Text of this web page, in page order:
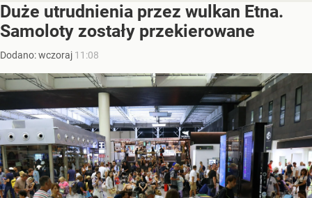
Duże utrudnienia przez wulkan Etna.
Samoloty zostały przekierowane
Dodano:wczoraj 11:08